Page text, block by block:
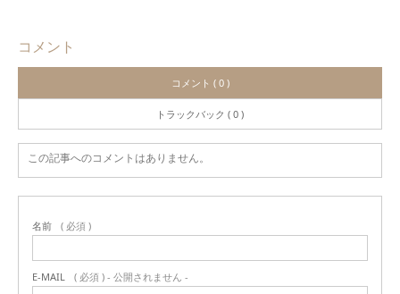
コメント
コメント ( 0 )
トラックバック ( 0 )
この記事へのコメントはありません。
名前 ( 必須 )
E-MAIL ( 必須 ) - 公開されません -